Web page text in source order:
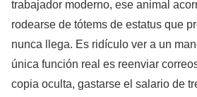
trabajador moderno, ese animal
rodearse de tótems de estatus que
nunca llega. Es ridículo ver a un
única función real es reenviar
copia oculta, gastarse el salario de